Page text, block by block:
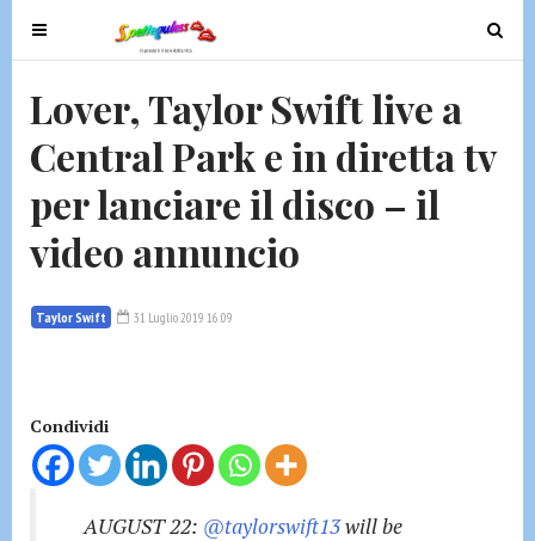
T
o
l
e
n
a
v
g
o
n
T
o
e
Lover, Taylor Swift live a
Central Park e in diretta tv
per lanciare il disco – il
video annuncio
Taylor Swift 31 Luglio 2019 16:09
Condividi
AUGUST 22: @taylorswift13will be